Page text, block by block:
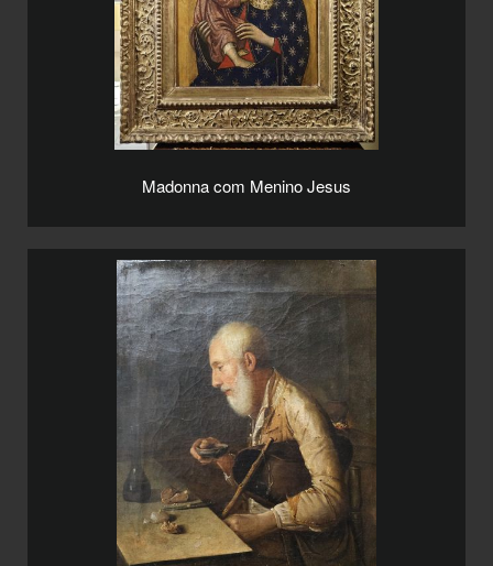
Madonna com Menino Jesus